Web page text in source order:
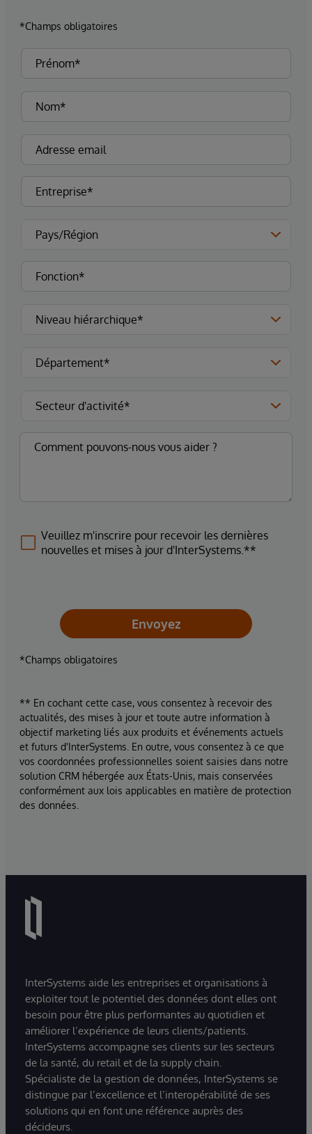
*Champs obligatoires
Veuillez m'inscrire pour recevoir les dernières
nouvelles et mises à jour d'InterSystems.**
Envoyez
*Champs obligatoires
** En cochant cette case, vous consentez à recevoir des
actualités, des mises à jour et toute autre information à
objectif marketing liés aux produits et événements actuels
et futurs d'InterSystems. En outre, vous consentez à ce que
vos coordonnées professionnelles soient saisies dans notre
solution CRM hébergée aux États-Unis, mais conservées
conformément aux lois applicables en matière de protection
des données.
InterSystems aide les entreprises et organisations à
exploiter tout le potentiel des données dont elles ont
besoin pour être plus performantes au quotidien et
améliorer l’expérience de leurs clients/patients.
InterSystems accompagne ses clients sur les secteurs
de la santé, du retail et de la supply chain.
Spécialiste de la gestion de données, InterSystems se
distingue par l’excellence et l’interopérabilité de ses
solutions qui en font une référence auprès des
décideurs.